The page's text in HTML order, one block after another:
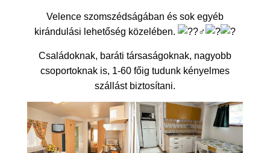
Velence szomszédságában és sok egyéb
kirándulási lehetőség közelében.
Családoknak, baráti társaságoknak, nagyobb
csoportoknak is, 1-60 főig tudunk kényelmes
szállást biztosítani.